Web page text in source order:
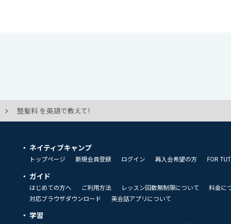
整髪料 を英語で教えて!
ネイティブキャンプ
トップページ 新規会員登録 ログイン 再入会希望の方 FOR
ガイド
はじめての方へ ご利用方法 レッスン回数無制限について 料金に
対応ブラウザダウンロード
英会話アプリについて
学習